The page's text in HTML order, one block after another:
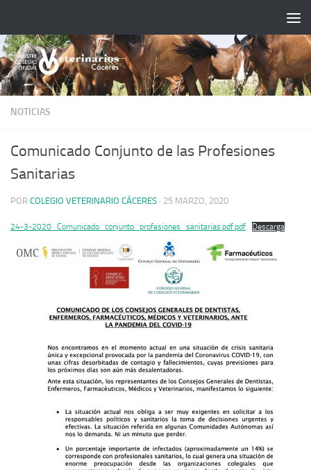
NOTICIAS
Comunicado Conjunto de las Profesiones
Sanitarias
POR COLEGIO VETERINARIO CÁCERES · 25 MARZO, 2020
24-3-2020_Comunicado_conjunto_profesiones_sanitarias.pdf.pdf Descarga